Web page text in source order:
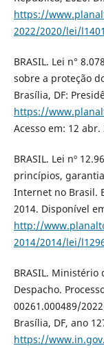
https://
2022/2020/lei/
BRASIL. Lei n°
sobre a proteção
Brasília, DF:
https://
Acesso em: 12 abr.
BRASIL. Lei nº
princípios,
Internet no Brasil.
2014. Disponível
http://
2014/2014/lei/
BRASIL. Ministério
Despacho.
00261.000489/
Brasília, DF, ano
https://